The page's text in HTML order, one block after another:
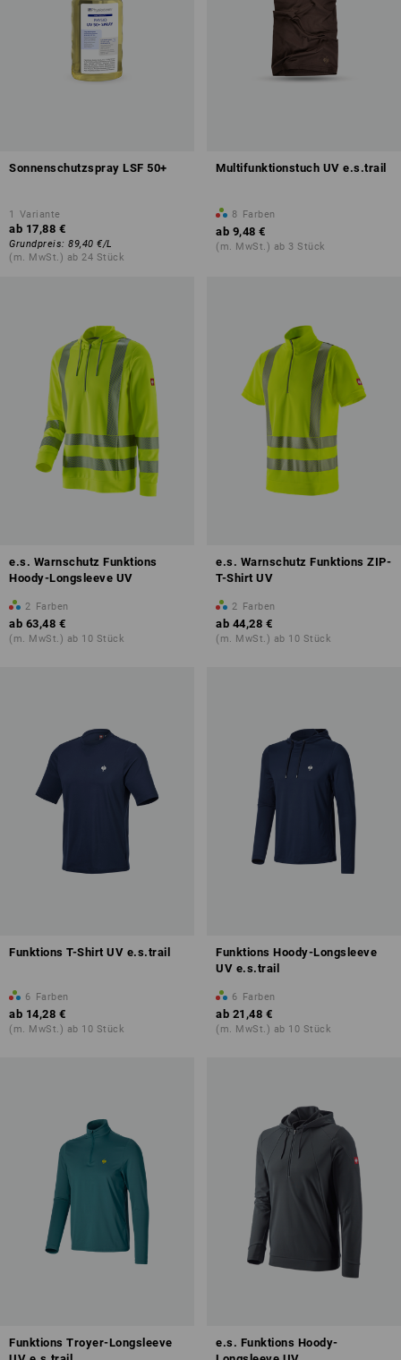
Sonnenschutzspray LSF 50+
1 Variante
ab 17,88 €
Grundpreis: 89,40 €/L
(m. MwSt.) ab 24 Stück
Multifunktionstuch UV e.s.trail
8 Farben
ab 9,48 €
(m. MwSt.) ab 3 Stück
e.s. Warnschutz Funktions
Hoody-Longsleeve UV
2 Farben
ab 63,48 €
(m. MwSt.) ab 10 Stück
e.s. Warnschutz Funktions ZIP-
T-Shirt UV
2 Farben
ab 44,28 €
(m. MwSt.) ab 10 Stück
Funktions T-Shirt UV e.s.trail
6 Farben
ab 14,28 €
(m. MwSt.) ab 10 Stück
Funktions Hoody-Longsleeve
UV e.s.trail
6 Farben
ab 21,48 €
(m. MwSt.) ab 10 Stück
Funktions Troyer-Longsleeve
e.s. Funktions Hoody-